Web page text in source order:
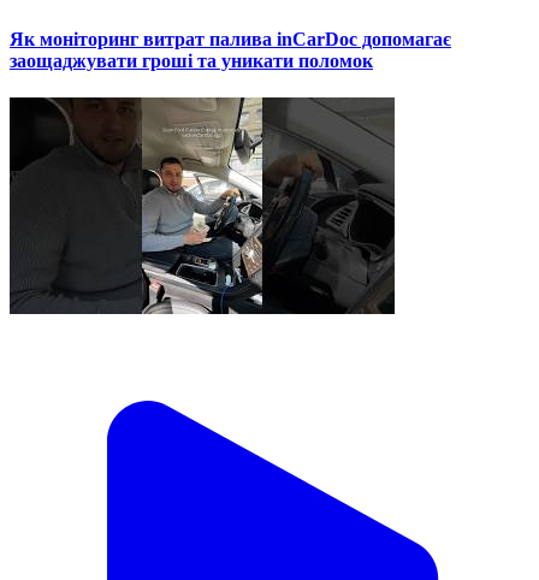
Як моніторинг витрат палива inCarDoc допомагає
заощаджувати гроші та уникати поломок